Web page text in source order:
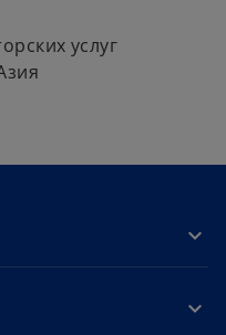
услуг